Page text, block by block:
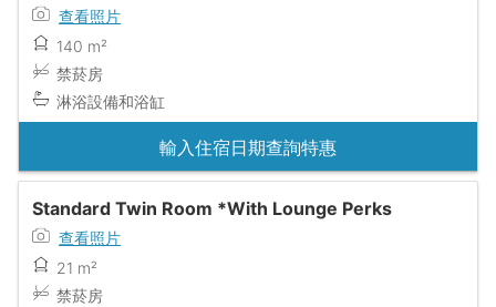
查看照片
140 m²
禁菸房
淋浴設備和浴缸
輸入住宿日期查詢特惠
Standard Twin Room *With Lounge Perks
查看照片
21 m²
禁菸房